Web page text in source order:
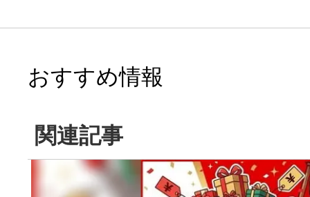
おすすめ情報
関連記事